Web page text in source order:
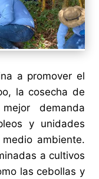
a promover el
la cosecha de
demanda
y unidades
ambiente.
a cultivos
las cebollas y